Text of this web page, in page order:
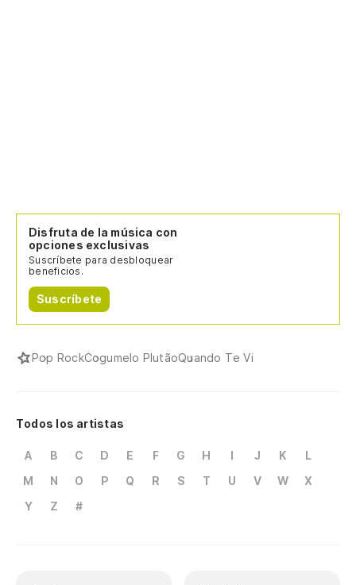
Disfruta de la música con
opciones exclusivas
Suscríbete para desbloquear
beneficios.
Suscríbete
Pop RockCogumelo PlutãoQuando Te Vi
Todos los artistas
A B C D E F G H I J K
L
M
N O P Q R S T U V W
X
Y
Z #